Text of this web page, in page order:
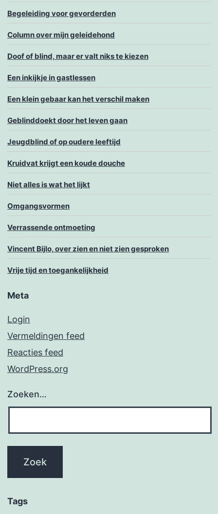
Begeleiding voor gevorderden
Column over mijn geleidehond
Doof of blind, maar er valt niks te kiezen
Een inkijkje in gastlessen
Een klein gebaar kan het verschil maken
Geblinddoekt door het leven gaan
Jeugdblind of op oudere leeftijd
Kruidvat krijgt een koude douche
Niet alles is wat het lijkt
Omgangsvormen
Verrassende ontmoeting
Vincent Bijlo, over zien en niet zien gesproken
Vrije tijd en toegankelijkheid
Meta
Login
Vermeldingen feed
Reacties feed
WordPress.org
Zoeken…
Tags